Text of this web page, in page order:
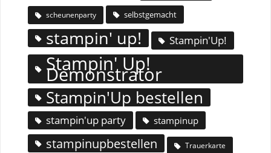
scheunenparty selbstgemacht
stampin' up! Stampin'Up!
Stampin' Up!
Demonstrator
Stampin'Up bestellen
stampin'up party stampinup
stampinupbestellen Trauerkarte